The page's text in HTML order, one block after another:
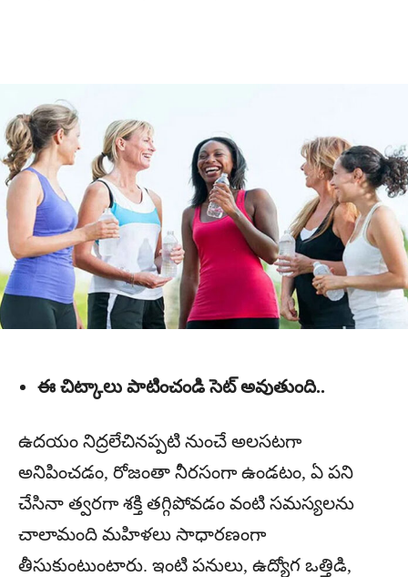
ఈ చిట్కాలు పాటించండి సెట్ అవుతుంది..
ఉదయం నిద్రలేచినప్పటి నుంచే అలసటగా
అనిపించడం, రోజంతా నీరసంగా ఉండటం, ఏ పని
చేసినా త్వరగా శక్తి తగ్గిపోవడం వంటి సమస్యలను
చాలామంది మహిళలు సాధారణంగా
తీసుకుంటుంటారు. ఇంటి పనులు, ఉద్యోగ ఒత్తిడి,